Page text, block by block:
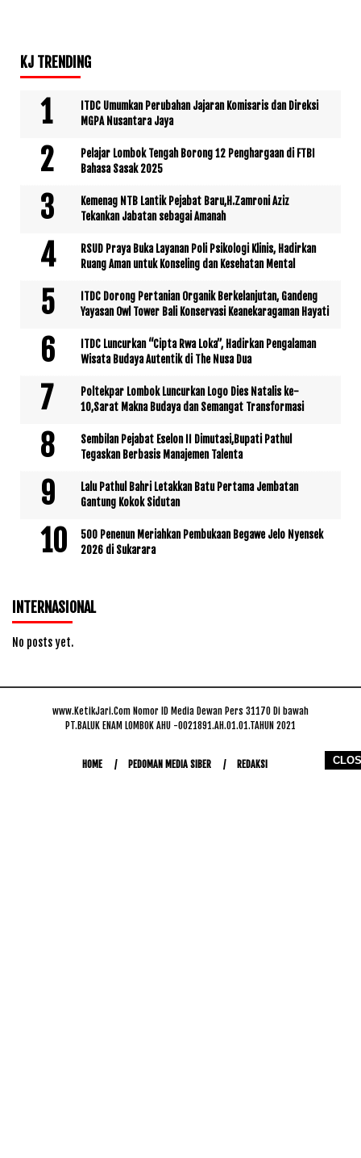
KJ TRENDING
ITDC Umumkan Perubahan Jajaran Komisaris dan Direksi
MGPA Nusantara Jaya
Pelajar Lombok Tengah Borong 12 Penghargaan di FTBI
Bahasa Sasak 2025
Kemenag NTB Lantik Pejabat Baru,H.Zamroni Aziz
Tekankan Jabatan sebagai Amanah
RSUD Praya Buka Layanan Poli Psikologi Klinis, Hadirkan
Ruang Aman untuk Konseling dan Kesehatan Mental
ITDC Dorong Pertanian Organik Berkelanjutan, Gandeng
Yayasan Owl Tower Bali Konservasi Keanekaragaman Hayati
ITDC Luncurkan “Cipta Rwa Loka”, Hadirkan Pengalaman
Wisata Budaya Autentik di The Nusa Dua
Poltekpar Lombok Luncurkan Logo Dies Natalis ke-
10,Sarat Makna Budaya dan Semangat Transformasi
Sembilan Pejabat Eselon II Dimutasi,Bupati Pathul
Tegaskan Berbasis Manajemen Talenta
Lalu Pathul Bahri Letakkan Batu Pertama Jembatan
Gantung Kokok Sidutan
500 Penenun Meriahkan Pembukaan Begawe Jelo Nyensek
2026 di Sukarara
INTERNASIONAL
No posts yet.
www.KetikJari.Com Nomor ID Media Dewan Pers 31170 Di bawah
PT.BALUK ENAM LOMBOK AHU -0021891.AH.01.01.TAHUN 2021
HOME PEDOMAN MEDIA SIBER REDAKSI